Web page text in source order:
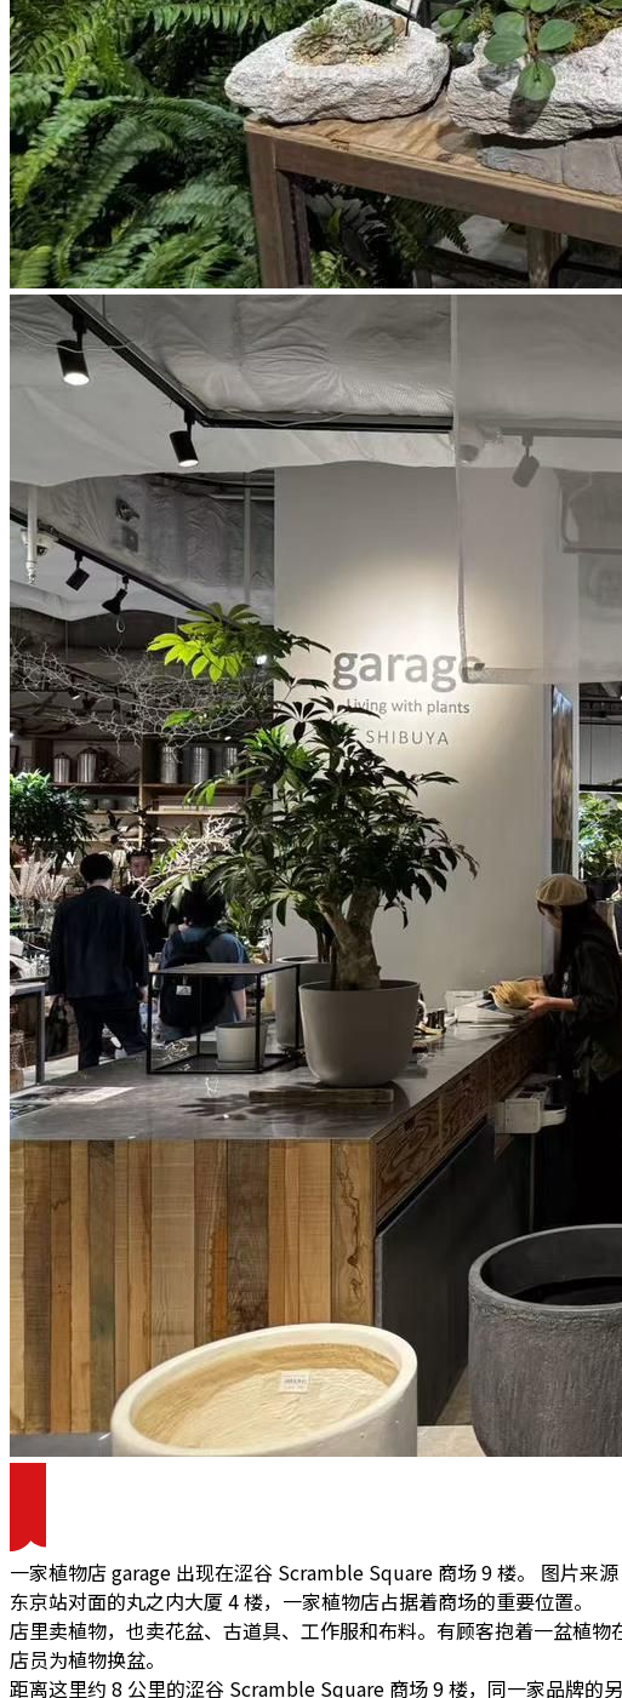
一家植物店 garage 出现在涩谷 Scramble Square 商场 9 楼。 图片来
东京站对面的丸之内大厦 4 楼，一家植物店占据着商场的重要位置。
店里卖植物，也卖花盆、古道具、工作服和布料。有顾客抱着一盆植
店员为植物换盆。
距离这里约 8 公里的涩谷 Scramble Square 商场 9 楼，同一家品牌的